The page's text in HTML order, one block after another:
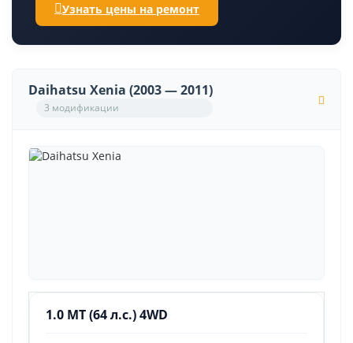
Узнать цены на ремонт
Daihatsu Xenia (2003 — 2011)
3 модификации
1.0 MT (64 л.с.) 4WD